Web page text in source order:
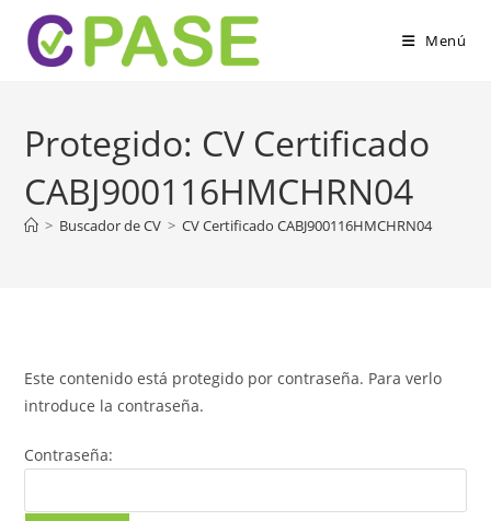
contenido
Menú
Protegido: CV Certificado
CABJ900116HMCHRN04
> Buscador de CV > CV Certificado CABJ900116HMCHRN04
Este contenido está protegido por contraseña. Para verlo
introduce la contraseña.
Contraseña: